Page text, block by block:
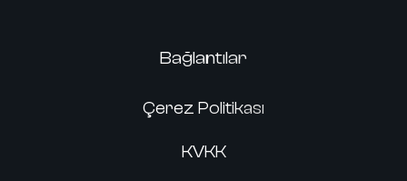
Bağlantılar
Çerez Politikası
KVKK